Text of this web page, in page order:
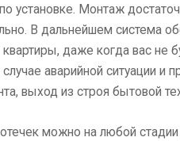
установке. Монтаж
В дальнейшем система
даже когда вас не
аварийной ситуации и
выход из строя бытовой
можно на любой